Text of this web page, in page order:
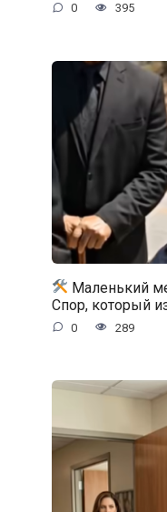
0 395
Маленький
Спор, который
0 289